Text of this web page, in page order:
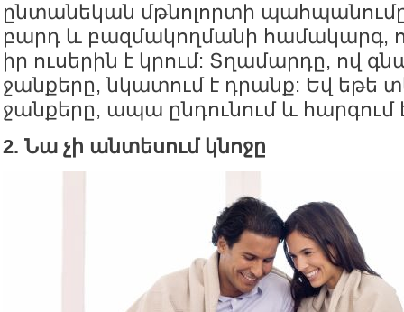
ընտանեկան մթնոլորտի պահպանումը
բարդ և բազմակողմանի համակարգ,
իր ուսերին է կրում: Տղամարդը, ով
ջանքերը, նկատում է դրանք: Եվ եթե
ջանքերը, ապա ընդունում և հարգում
2. Նա չի անտեսում կնոջը